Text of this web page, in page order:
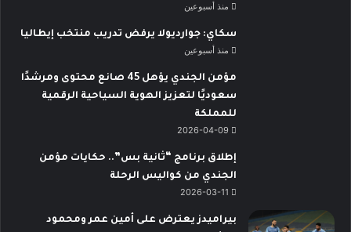
منذ أسبوعين
سكاي: جوارديولا يرفض تدريب منتخب إيطاليا
منذ أسبوعين
مؤمن الجندي يؤهل 45 صانع محتوى ومرشدًا
سعوديًا لتعزيز الهوية السياحية الرقمية
للمملكة
2026-04-09
إطلاق برنامج “ثانية بس”.. حكايات مؤمن
الجندي من كواليس الرحلة
2026-03-11
بيراميدز يعترض على أمين عمر ومحمود